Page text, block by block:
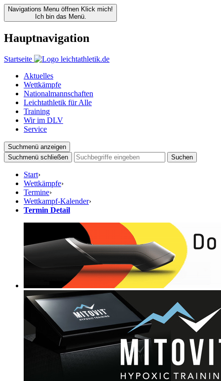
Navigations Menu öffnen Klick mich!
Ich bin das Menü.
Hauptnavigation
Startseite
Aktuelles
Wettkämpfe
Nationalmannschaften
Leichtathletik für Alle
Training
Wir im DLV
Service
Suchmenü anzeigen
Suchmenü schließen
Suchen
Start›
Wettkämpfe›
Termine›
Wettkampf-Kalender›
Termin Detail